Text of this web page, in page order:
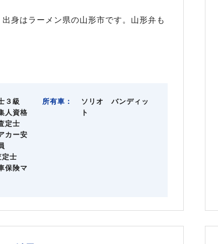
身はラーメン県の山形市です。山形弁も
３級
人資格
定士
カー安
定士
保険マ
所有車：
ソリオ バンディッ
ト